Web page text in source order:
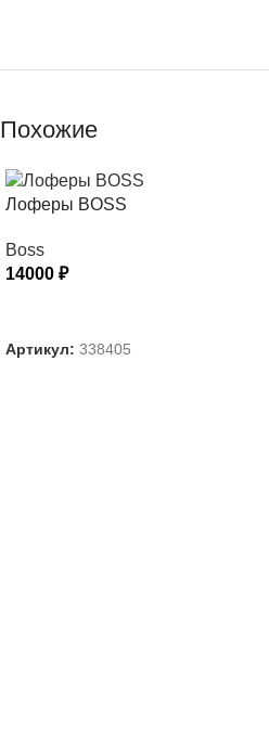
Похожие
Лоферы BOSS
Boss
14000 ₽
Артикул: 338405